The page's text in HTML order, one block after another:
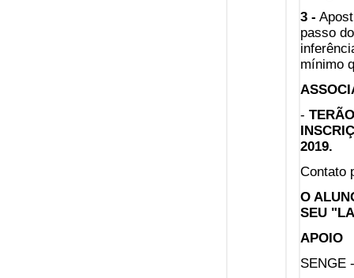
3 -
passo
mínimo
-
2019.
Contato
O
SEU
APOIO
SENGE